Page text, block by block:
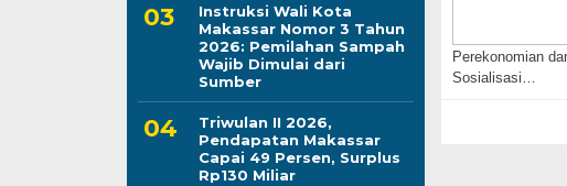
Instruksi Wali Kota
Makassar Nomor 3 Tahun
2026: Pemilahan Sampah
Wajib Dimulai dari
Sumber
Triwulan II 2026,
Pendapatan Makassar
Capai 49 Persen, Surplus
Rp130 Miliar
Perekonomian
Sosialisasi…